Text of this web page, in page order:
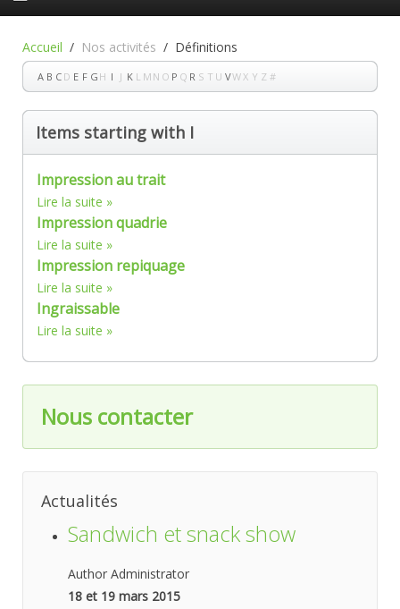
Accueil Nos activités Définitions
A B C D E F G H I J K L M N O P Q R S T U VWX Y Z #
Items starting with I
Impression au trait
Lire la suite
Impression quadrie
Lire la suite
Impression repiquage
Lire la suite
Ingraissable
Lire la suite
Nous contacter
Actualités
Sandwich et snack show
Author Administrator
18 et 19 mars 2015